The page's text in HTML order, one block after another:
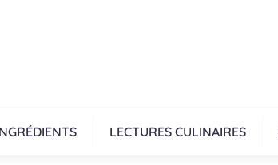
LECTURES CULINAIRES